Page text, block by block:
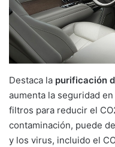
Destaca la purificación
aumenta la seguridad
filtros para reducir el
contaminación, puede
y los virus, incluido el